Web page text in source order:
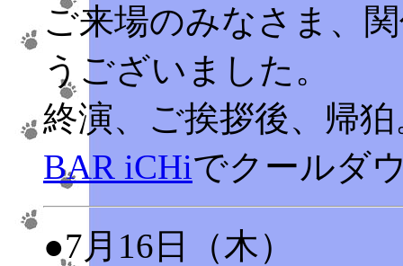
ご来場のみなさま、
うございました。
終演、ご挨拶後、帰狛
BAR iCHiでクールダ
●7月16日（木）